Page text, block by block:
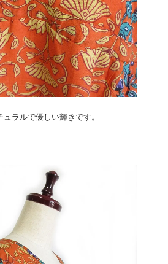
ラルで優しい輝きです。